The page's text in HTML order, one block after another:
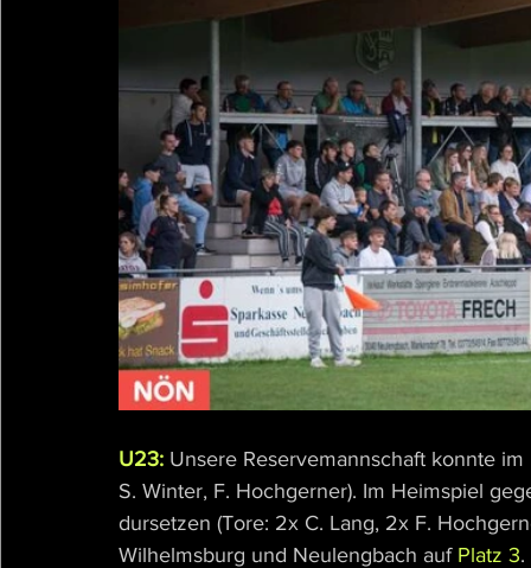
U23: Unsere Reservemannschaft konnte
S. Winter, F. Hochgerner). Im Heimspiel
dursetzen (Tore: 2x C. Lang, 2x F.
Wilhelmsburg und Neulengbach auf Platz 3.